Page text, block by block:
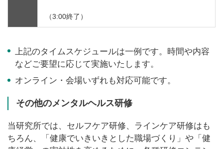
（3:00終了）
上記のタイムスケジュールは一例です。時間や内容
などご要望に応じて実施いたします。
オンライン・会場いずれも対応可能です。
その他のメンタルヘルス研修
当研究所では、セルフケア研修、ラインケア研修はも
ちろん、「健康でいきいきとした職場づくり」や「健